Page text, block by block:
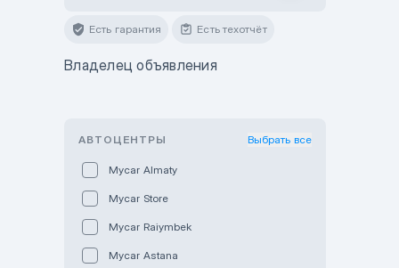
Есть гарантия Есть техотчёт
Владелец объявления
АВТОЦЕНТРЫ Выбрать все
Mycar Almaty
Mycar Store
Mycar Raiymbek
Mycar Astana